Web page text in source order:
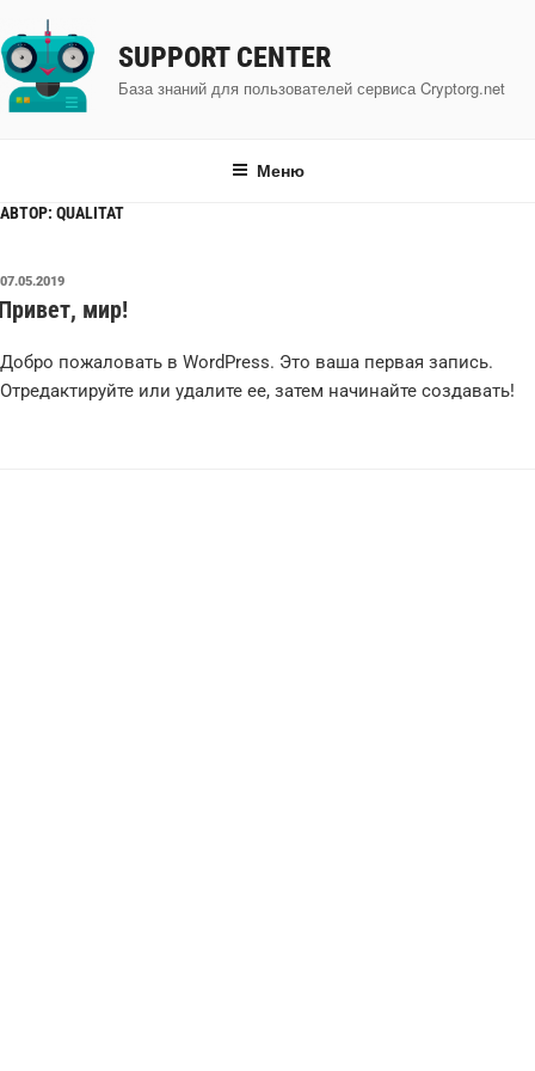
к
содержимому
SUPPORT CENTER
База знаний для пользователей сервиса Cryptorg.net
Меню
АВТОР: QUALITAT
ОПУБЛИКОВАНО
07.05.2019
мир!
Добро пожаловать в WordPress. Это ваша первая запись.
Отредактируйте или удалите ее, затем начинайте создавать!